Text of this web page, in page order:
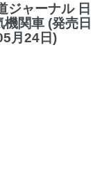
ジャーナル 日
機関車 (発売日
月24日)